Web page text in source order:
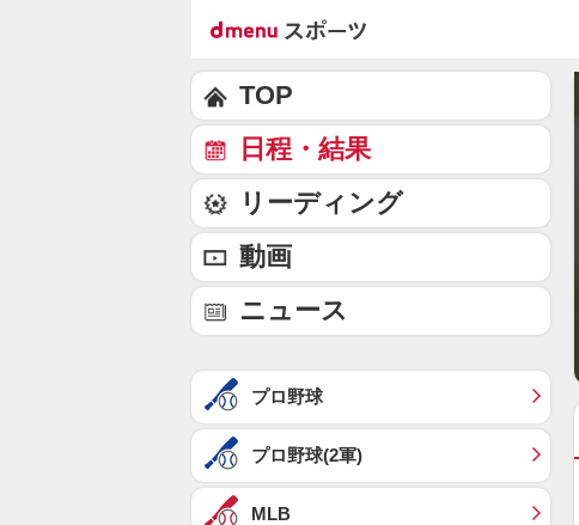
TOP
日程・結果
リーディング
動画
ニュース
プロ野球
プロ野球(2軍)
MLB